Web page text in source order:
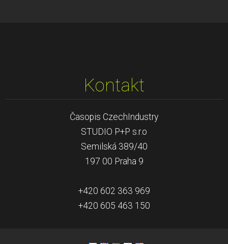
Kontakt
Časopis CzechIndustry
STUDIO P+P s.r.o
Semilská 389/40
197 00 Praha 9
+420 602 363 969
+420 605 463 150